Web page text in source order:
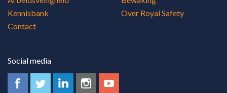
Kennisbank
Over Royal Safety
Contact
Social media